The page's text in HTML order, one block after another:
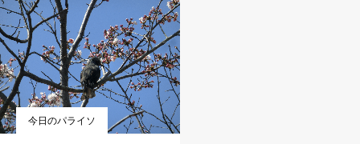
今日のパライソ